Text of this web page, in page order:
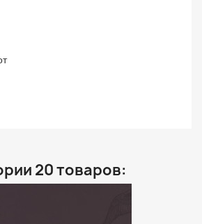
20 товаров: